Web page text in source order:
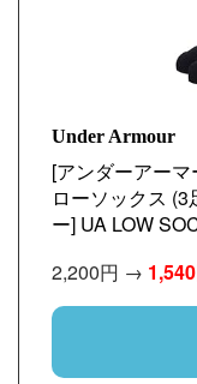
Under Armour
[アンダーアー
ローソックス
ー] UA LOW
2,200円 →